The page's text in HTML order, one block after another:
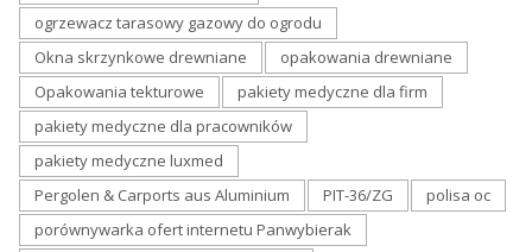
ogrzewacz tarasowy gazowy do ogrodu
Okna skrzynkowe drewniane
opakowania drewniane
Opakowania tekturowe
pakiety medyczne dla firm
pakiety medyczne dla pracowników
pakiety medyczne luxmed
Pergolen & Carports aus Aluminium
PIT-36/ZG
polisa oc
porównywarka ofert internetu Panwybierak